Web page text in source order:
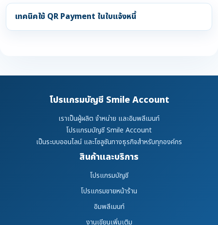
เทคนิคใช้ QR Payment ในใบแจ้งหนี้
โปรแกรมบัญชี Smile Account
เราเป็นผู้ผลิต จำหน่าย และอิมพลีเมนท์
โปรแกรมบัญชี Smile Account
เป็นระบบออนไลน์ และโซลูชันทางธุรกิจสำหรับทุกองค์กร
สินค้าและบริการ
โปรแกรมบัญชี
โปรแกรมขายหน้าร้าน
อิมพลีเมนท์
งานเขียนเพิ่มเติม